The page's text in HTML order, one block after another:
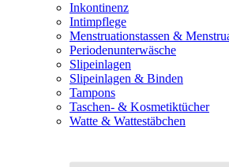
Inkontinenz
Intimpflege
Menstruationstassen &
Periodenunterwäsche
Slipeinlagen
Slipeinlagen & Binden
Tampons
Taschen- & Kosmetiktücher
Watte & Wattestäbchen